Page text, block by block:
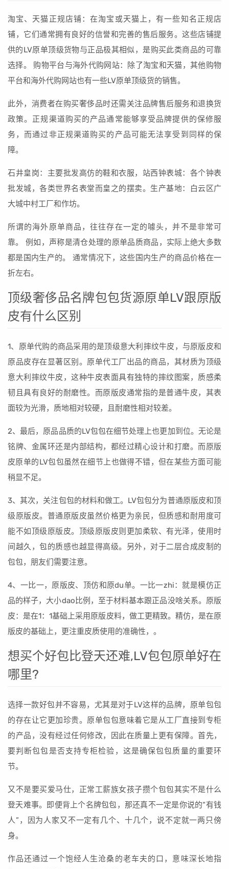
淘宝、天猫正规店铺：在淘宝或天猫上，有一些知名正规店
铺，它们通常拥有良好的信誉和完善的售后服务。这些店铺提
供的LV原单顶级货物与正品极其相似，是购买此类商品的可靠
选择。 购物平台与海外代购网站：除了淘宝和天猫，其他购物
平台和海外代购网站也有一些LV原单顶级货的销售。
此外，消费者在购买奢侈品时还需关注品牌售后服务和退换货
政策。正规渠道购买的产品通常能够享受品牌提供的保修服
务，而通过非正规渠道购买的产品可能无法享受到同样的保
障。
石井皇岗：主要批发高仿的鞋和衣服，站西钟表城：各个钟表
批发城，各类世界名表堂而皇之的摆卖。生产基地：白云区广
大城中村工厂和作坊。
所谓的海外原单商品，往往存在一定的噱头，并不是非常可
靠。 例如，声称是清仓处理的原单品质商品，实际上绝大多数
都是国内生产的。 通常情况下，这些国内生产的商品价格在一
折左右。
顶级奢侈品名牌包包货源原单LV跟原版
皮有什么区别
1、原单代购的商品采用的是顶级意大利摔纹牛皮，与原版皮和
原品皮存在显著区别。原单代工厂出品的商品，其材质为顶级
意大利摔纹牛皮，这种牛皮表面具有独特的摔纹图案，质感柔
韧且具有良好的耐磨性。而原版皮通常指的是普通牛皮，其表
面较为光滑，质地相对较硬，且耐磨性相对较差。
2、最后，原品品质的LV包包在细节处理上也更加到位。无论是
铭牌、金属环还是内部结构，都经过精心设计和打磨。而原版
皮原单的LV包包虽然在细节上也做得不错，但在某些方面可能
稍显不足。
3、其次，关注包包的材料和做工。LV包包分为普通原版皮和顶
级原版皮。普通原版皮虽然价格更为亲民，但质感和耐用度可
能不如顶级原版皮。顶级原版皮则更加柔软、有光泽，使用时
间越久，包的质感也越显得高级。另外，对于二层合成皮制的
包包，朋友们需要注意。
4、一比一，原版皮、顶仿和原du单。一比一zhi：就是模仿正
品的样子，大小dao比例，至于材料基本跟正品没啥关系。原版
皮：是在1：1基础上采用原版皮料，做工更精致。精仿，是在原
版皮的基础上，更注重皮质使用的准确性，。
想买个好包比登天还难,LV包包原单好在
哪里?
选择一款好包并不容易，尤其是对于LV这样的品牌，原单包包
的存在让它更加珍贵。原单包包意味着它是从工厂直接到专柜
的产品，没有经过任何修改，因此在质量上更有保障。首先，
要判断包包是否支持专柜检验，这是确保包包质量的重要环
节。
又不是要买爱马仕，正常工薪族女孩子攒个包包其实不是什么
登天难事。即便背上个名牌包包，那还真不一定是你说的“有钱
人”，因为人家又不一定有几个、十几个，说不定就一两只傍
身。
作品还通过一个饱经人生沧桑的老车夫的口，意味深长地指